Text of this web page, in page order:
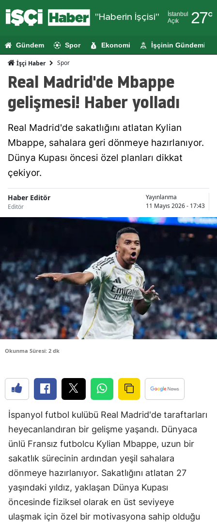
"Haberin İşçisi"
İstanbul
Açık
27°
Adıyaman
Amasya
Ankara
Antalya
Aydın
Balıkesir
Bilecik
Bitlis
Bolu
Burdur
Bursa
Çorum
Diyarbakır
Edirne
Gündem Spor Ekonomi İşçinin Gündemi
İşçi Haber Spor
Real Madrid'de Mbappe
gelişmesi! Haber yolladı
Real Madrid'de sakatlığını atlatan Kylian
Mbappe, sahalara geri dönmeye hazırlanıyor.
Dünya Kupası öncesi özel planları dikkat
çekiyor.
Haber Editör
Editör
Yayınlanma
11 Mayıs 2026 - 17:43
Okunma Süresi: 2 dk
İspanyol futbol kulübü Real Madrid'de taraftarları
heyecanlandıran bir gelişme yaşandı. Dünyaca
ünlü Fransız futbolcu Kylian Mbappe, uzun bir
sakatlık sürecinin ardından yeşil sahalara
dönmeye hazırlanıyor. Sakatlığını atlatan 27
yaşındaki yıldız, yaklaşan Dünya Kupası
öncesinde fiziksel olarak en üst seviyeye
ulaşmak için özel bir motivasyona sahip olduğu